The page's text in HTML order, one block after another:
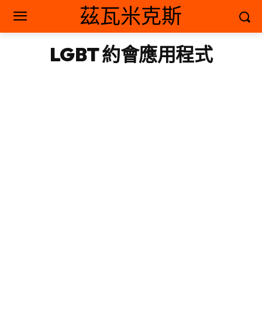
茲瓦米克斯
LGBT 約會應用程式